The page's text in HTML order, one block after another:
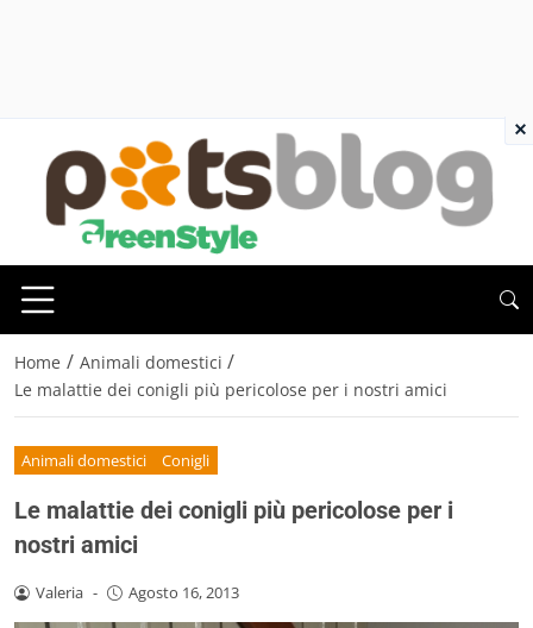
Home / Animali domestici /
Le malattie dei conigli più pericolose per i nostri amici
Animali domestici Conigli
Le malattie dei conigli più pericolose per i
nostri amici
Valeria - Agosto 16, 2013
×